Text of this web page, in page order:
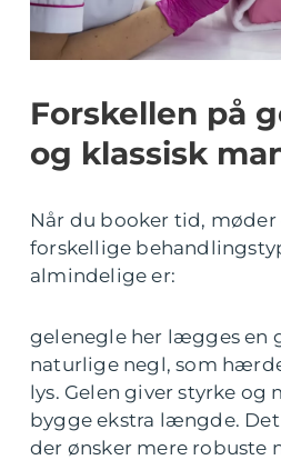
Forskellen på
og klassisk
Når du booker tid,
forskellige
almindelige er:
gelenegle her lægges en
naturlige negl, som
lys. Gelen giver styrke og
bygge ekstra længde.
der ønsker mere robuste